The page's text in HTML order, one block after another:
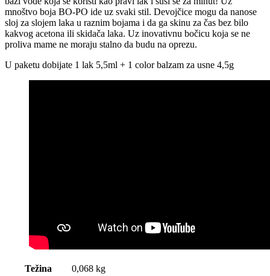
mnoštvo boja BO-PO ide uz svaki stil. Devojčice mogu da nanose
sloj za slojem laka u raznim bojama i da ga skinu za čas bez bilo
kakvog acetona ili skidača laka. Uz inovativnu bočicu koja se ne
proliva mame ne moraju stalno da budu na oprezu.
U paketu dobijate 1 lak 5,5ml + 1 color balzam za usne 4,5g
Težina 0,068 kg